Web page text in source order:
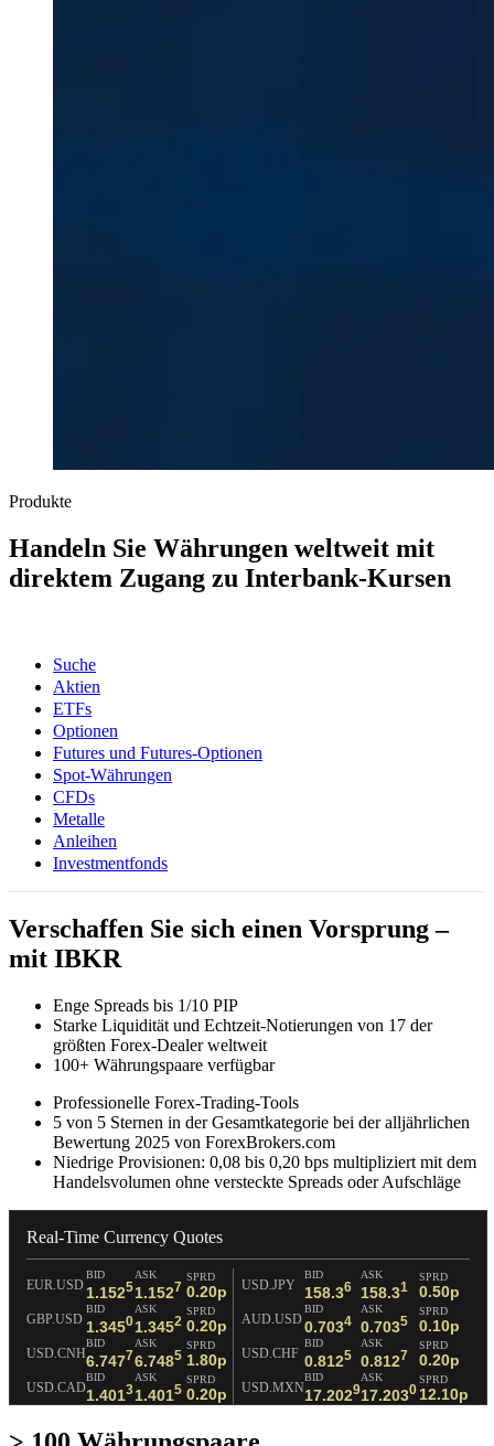
Produkte
Handeln Sie Währungen weltweit mit
direktem Zugang zu Interbank-Kursen
Suche
Aktien
ETFs
Optionen
Futures und Futures-Optionen
Spot-Währungen
CFDs
Metalle
Anleihen
Investmentfonds
Verschaffen Sie sich einen Vorsprung –
mit IBKR
Enge Spreads bis 1/10 PIP
Starke Liquidität und Echtzeit-Notierungen von 17 der
größten Forex-Dealer weltweit
100+ Währungspaare verfügbar
Professionelle Forex-Trading-Tools
5 von 5 Sternen in der Gesamtkategorie bei der alljährlichen
Bewertung 2025 von ForexBrokers.com
Niedrige Provisionen: 0,08 bis 0,20 bps multipliziert mit dem
Handelsvolumen ohne versteckte Spreads oder Aufschläge
Real-Time Currency Quotes
EUR.USD
BID
1.1525
ASK
1.1527
SPRD
0.20p USD.JPY
BID
158.36
ASK
158.31
SPRD
0.50p
GBP.USD
BID
1.3450
ASK
1.3452
SPRD
0.20p AUD.USD
BID
0.7034
ASK
0.7035
SPRD
0.10p
USD.CNH
BID
6.7477
ASK
6.7485
SPRD
1.80p USD.CHF
BID
0.8125
ASK
0.8127
SPRD
0.20p
USD.CAD
BID
1.4013
ASK
1.4015
SPRD
0.20p USD.MXN
BID
17.2029
ASK
17.2030
SPRD
12.10p